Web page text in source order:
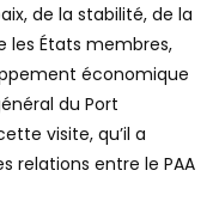
de la stabilité, de la
les États membres,
économique
du Port
visite, qu’il a
relations entre le PAA